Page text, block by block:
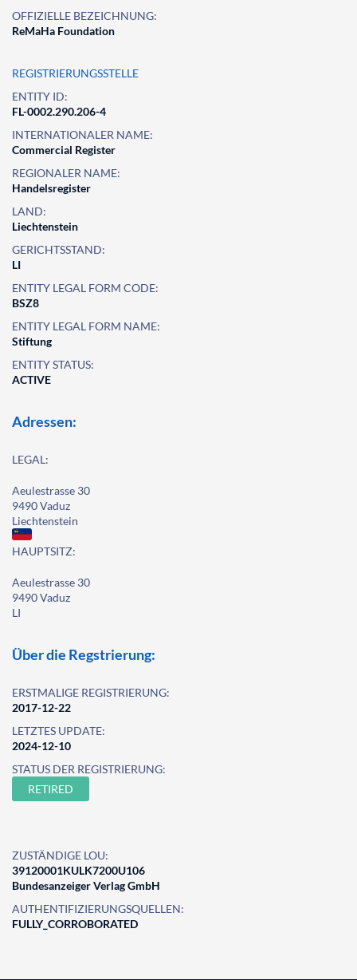
OFFIZIELLE BEZEICHNUNG:
ReMaHa Foundation
REGISTRIERUNGSSTELLE
ENTITY ID:
FL-0002.290.206-4
INTERNATIONALER NAME:
Commercial Register
REGIONALER NAME:
Handelsregister
LAND:
Liechtenstein
GERICHTSSTAND:
LI
ENTITY LEGAL FORM CODE:
BSZ8
ENTITY LEGAL FORM NAME:
Stiftung
ENTITY STATUS:
ACTIVE
Adressen:
LEGAL:
Aeulestrasse 30
9490 Vaduz
Liechtenstein
HAUPTSITZ:
Aeulestrasse 30
9490 Vaduz
LI
Über die Regstrierung:
ERSTMALIGE REGISTRIERUNG:
2017-12-22
LETZTES UPDATE:
2024-12-10
STATUS DER REGISTRIERUNG:
RETIRED
ZUSTÄNDIGE LOU:
39120001KULK7200U106
Bundesanzeiger Verlag GmbH
AUTHENTIFIZIERUNGSQUELLEN:
FULLY_CORROBORATED